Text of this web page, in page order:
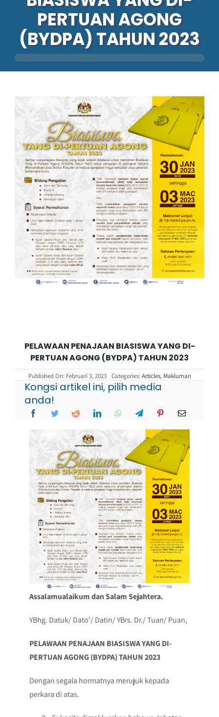
Perkhidmatan
Perolehan
Maklum balas
PERTUAN AGONG
(BYDPA) TAHUN 2023
PELAWAAN PENAJAAN BIASISWA YANG DI-
PERTUAN AGONG (BYDPA) TAHUN 2023
Published On: Februari 3, 2023 Categories:Articles, Makluman
Kongsi artikel ini, pilih media
anda!
Assalamualaikum dan Salam Sejahtera.
YBhg. Datuk/ Dato’/ Datin/ YBrs. Dr./ Tuan/ Puan,
PELAWAAN PENAJAAN BIASISWA YANG DI-
PERTUAN AGONG (BYDPA) TAHUN 2023
Dengan segala hormatnya merujuk kepada
perkara di atas.